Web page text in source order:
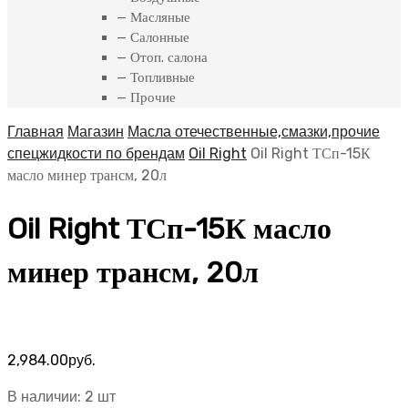
— Масляные
— Салонные
— Отоп. салона
— Топливные
— Прочие
Главная Магазин Масла отечественные,смазки,прочие
спецжидкости по брендам Oil Right Oil Right ТСп-15К
масло минер трансм, 20л
Oil Right ТСп-15К масло
минер трансм, 20л
2,984.00руб.
В наличии: 2 шт